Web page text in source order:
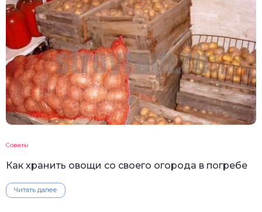
Советы
Как хранить овощи со своего огорода в погребе
Читать далее